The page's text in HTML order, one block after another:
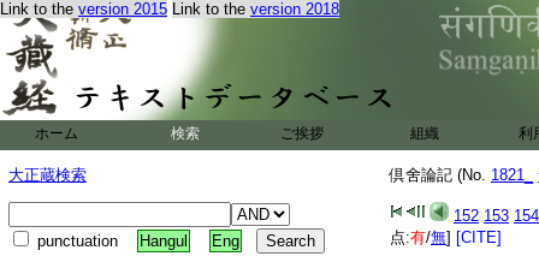
Link to the version 2015 Link to the version 2018
ホーム 検索 ご挨拶 組織 利
大正蔵検索
punctuation Hangul Eng
倶舍論記 (No. 1821_
152 153 154
点:有/無] [CITE]
此即正明中有。一
頌曰至故中有非生
句答後問｣ 論曰
兩句。可知｣ 此
謂當來所應至處
至處者。答。中有
不名生。生位分明
有餘部説至故無中
有。將明先叙異部
衆部等説無中有｣
故者。論主破｣